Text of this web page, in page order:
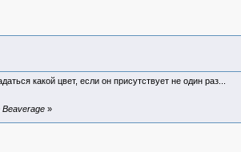
какой цвет, если он присутствует не один раз...
»